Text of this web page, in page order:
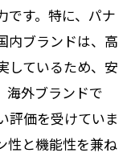
です。特に、パナ
内ブランドは、高
しているため、安
海外ブランドで
評価を受けていま
性と機能性を兼ね